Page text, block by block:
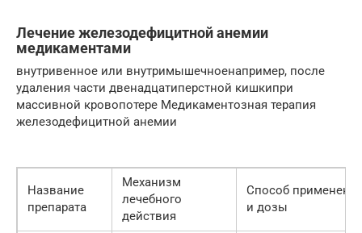
Лечение железодефицитной анемии
медикаментами
внутривенное или внутримышечноенапример, после
удаления части двенадцатиперстной кишкипри
массивной кровопотере Медикаментозная терапия
железодефицитной анемии
Название
препарата
Механизм
лечебного
действия
Способ
и дозы